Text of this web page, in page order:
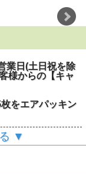
業日(土日祝を除
様からの【キャ
をエアパッキン
メタルブレー
▼